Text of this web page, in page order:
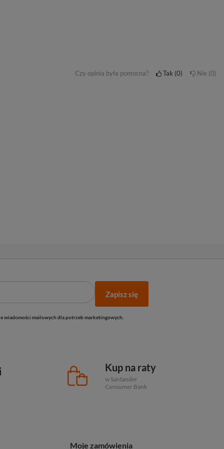
Czy opinia była pomocna? Tak 0 Nie 0
Zapisz się
wiadomości mailowych dla potrzeb marketingowych.
Kup na raty
w Santander
Consumer Bank
Moje zamówienia